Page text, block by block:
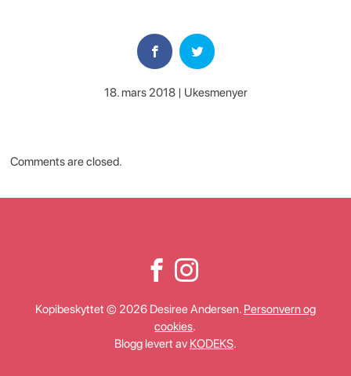
18. mars 2018 | Ukesmenyer
Comments are closed.
Kopibeskyttet © 2026 Desiree Andersen. Personvern og
cookies.
Blogg levert av KODEKS.